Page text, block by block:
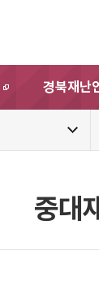
새창
경북재난
중대